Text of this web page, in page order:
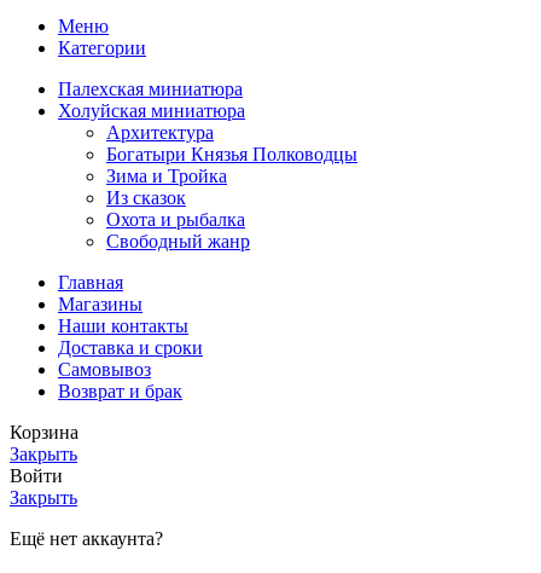
Меню
Категории
Палехская миниатюра
Холуйская миниатюра
Архитектура
Богатыри Князья Полководцы
Зима и Тройка
Из сказок
Охота и рыбалка
Свободный жанр
Главная
Магазины
Наши контакты
Доставка и сроки
Самовывоз
Возврат и брак
Корзина
Закрыть
Войти
Закрыть
Ещё нет аккаунта?